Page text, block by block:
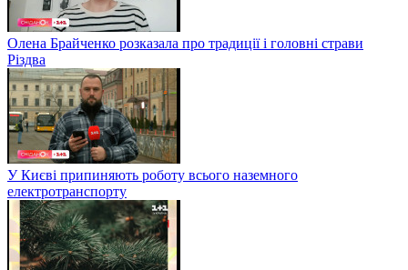
Олена Брайченко розказала про традиції і головні страви
Різдва
У Києві припиняють роботу всього наземного
електротранспорту